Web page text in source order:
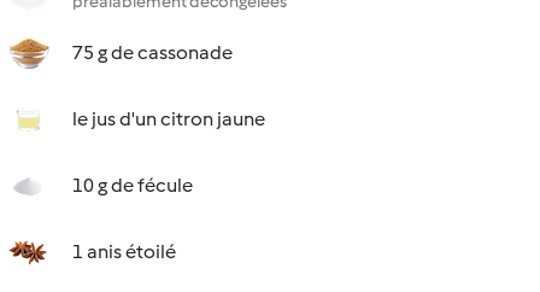
75 g de cassonade
le jus d'un citron jaune
10 g de fécule
1 anis étoilé